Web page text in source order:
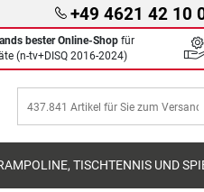
+49 4621 42 10
bester Online-Shop für
(n-tv+DISQ 2016-2024)
TISCHTENNIS UND